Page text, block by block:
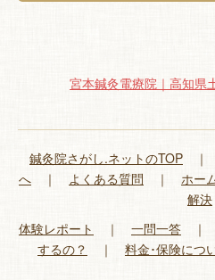
宮本鍼灸電療院｜高知県
鍼灸院さがし.ネットのTOP ｜
へ ｜ よくある質問 ｜ ホー
解決
体験レポート
｜ 一問一答 ｜
するの？
｜ 料金･保険につ